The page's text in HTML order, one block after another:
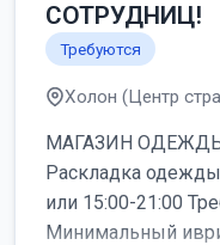
СОТРУДНИЦ!
Требуются
Холон (Центр
МАГАЗИН
Раскладка
или 15:00-21:00
Минимальный